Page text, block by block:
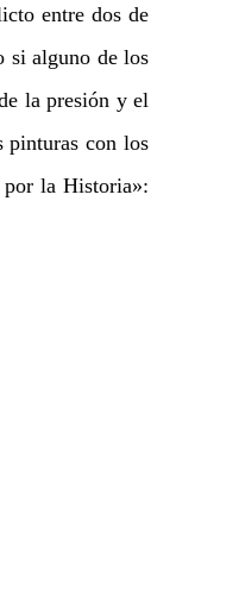
entre dos de
si alguno de los
la presión y el
pinturas con los